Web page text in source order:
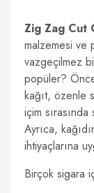
Zig Zag Cut
malzemesi ve
vazgeçilmez
popüler?
kağıt, özenle
içim sırasında
Ayrıca,
ihtiyaçlarına
Birçok sigara